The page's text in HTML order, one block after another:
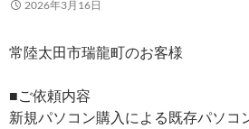
2026年3月16日
常陸太田市瑞龍町のお客様
■ご依頼内容
新規パソコン購入による既存パソコ